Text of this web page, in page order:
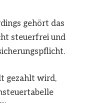
gehört das
steuerfrei und
gezahlt wird,